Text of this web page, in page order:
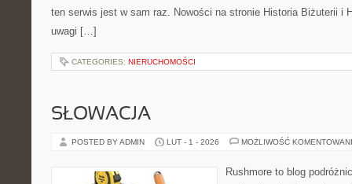
ten serwis jest w sam raz. Nowości na stronie Historia Biżuterii i
uwagi […]
CATEGORIES: NIERUCHOMOŚCI
SŁOWACJA
POSTED BY ADMIN LUT - 1 - 2026 MOŻLIWOŚĆ
Rushmore to blog